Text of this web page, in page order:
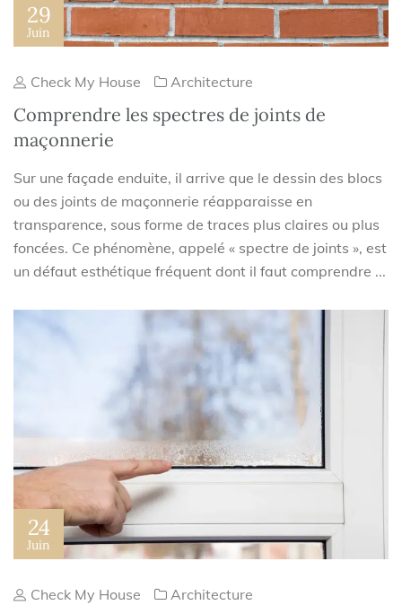
29
Juin
Check My House Architecture
Comprendre les spectres de joints de
maçonnerie
Sur une façade enduite, il arrive que le dessin des blocs
ou des joints de maçonnerie réapparaisse en
transparence, sous forme de traces plus claires ou plus
foncées. Ce phénomène, appelé « spectre de joints », est
un défaut esthétique fréquent dont il faut comprendre ...
24
Juin
Check My House Architecture